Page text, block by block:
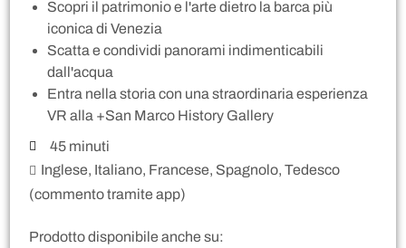
Scopri il patrimonio e l'arte dietro la barca più
iconica di Venezia
Scatta e condividi panorami indimenticabili
dall'acqua
Entra nella storia con una straordinaria esperienza
VR alla +San Marco History Gallery
45 minuti
Inglese, Italiano, Francese, Spagnolo, Tedesco
(commento tramite app)
Prodotto disponibile anche su: